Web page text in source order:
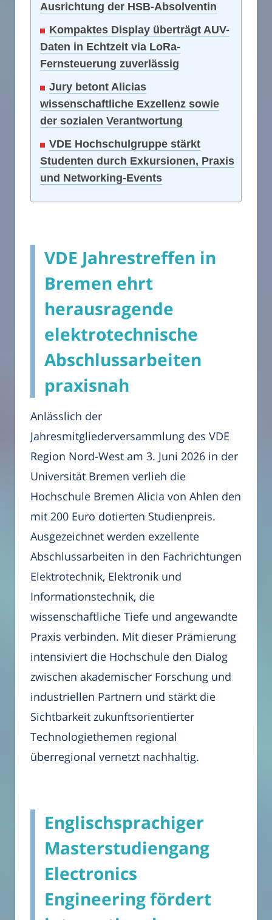
Ausrichtung der HSB-Absolventin
Kompaktes Display überträgt AUV-
Daten in Echtzeit via LoRa-
Fernsteuerung zuverlässig
Jury betont Alicias
wissenschaftliche Exzellenz sowie
der sozialen Verantwortung
VDE Hochschulgruppe stärkt
Studenten durch Exkursionen, Praxis
und Networking-Events
VDE Jahrestreffen in
Bremen ehrt
herausragende
elektrotechnische
Abschlussarbeiten
praxisnah
Anlässlich der
Jahresmitgliederversammlung des VDE
Region Nord-West am 3. Juni 2026 in der
Universität Bremen verlieh die
Hochschule Bremen Alicia von Ahlen den
mit 200 Euro dotierten Studienpreis.
Ausgezeichnet werden exzellente
Abschlussarbeiten in den Fachrichtungen
Elektrotechnik, Elektronik und
Informationstechnik, die
wissenschaftliche Tiefe und angewandte
Praxis verbinden. Mit dieser Prämierung
intensiviert die Hochschule den Dialog
zwischen akademischer Forschung und
industriellen Partnern und stärkt die
Sichtbarkeit zukunftsorientierter
Technologiethemen regional
überregional vernetzt nachhaltig.
Englischsprachiger
Masterstudiengang
Electronics
Engineering fördert